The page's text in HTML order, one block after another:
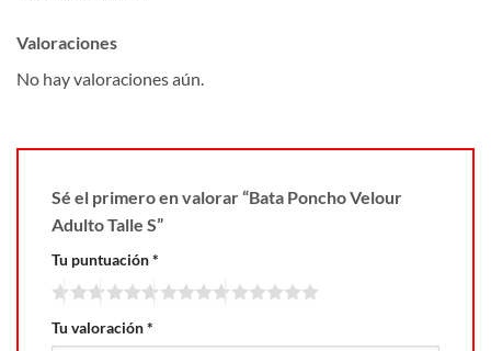
Valoraciones
No hay valoraciones aún.
Sé el primero en valorar “Bata Poncho Velour
Adulto Talle S”
Tu puntuación*
Tu valoración*